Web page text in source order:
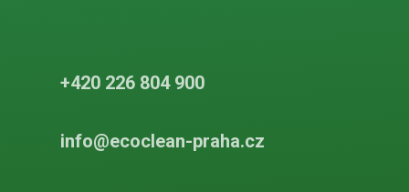
+420 226 804 900
info@ecoclean-praha.cz